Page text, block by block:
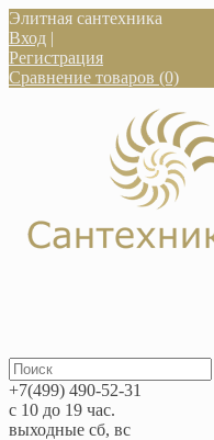
Элитная сантехника
Вход |
Регистрация
Сравнение товаров (0)
+7(499) 490-52-31
с 10 до 19 час.
выходные сб, вс